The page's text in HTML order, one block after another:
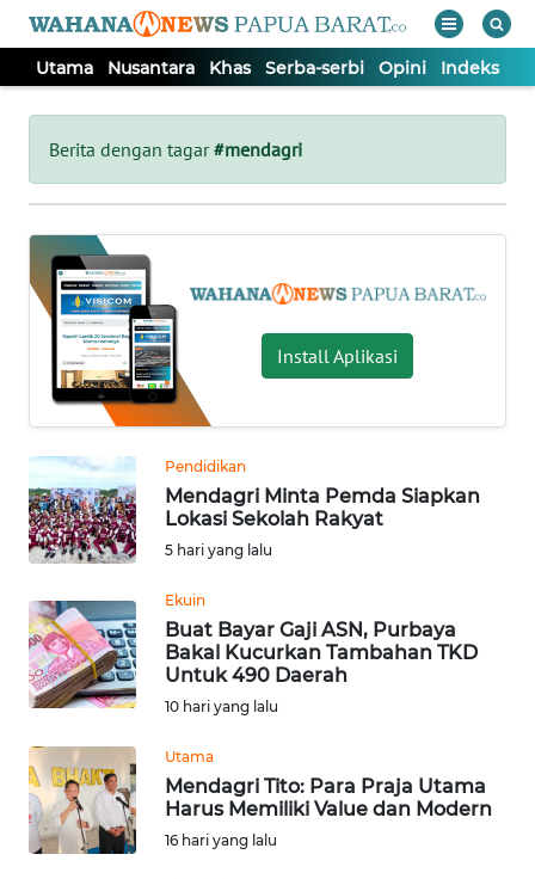
Utama Nusantara Khas Serba-serbi Opini Indeks
Berita dengan tagar#mendagri
Install Aplikasi
Pendidikan
Mendagri Minta Pemda Siapkan
Lokasi Sekolah Rakyat
5 hari yang lalu
Ekuin
Buat Bayar Gaji ASN, Purbaya
Bakal Kucurkan Tambahan TKD
Untuk 490 Daerah
10 hari yang lalu
Utama
Mendagri Tito: Para Praja Utama
Harus Memiliki Value dan Modern
16 hari yang lalu
Tutup
UTAMA
NUSANTARA
KHAS
SERBA-
SERBI
OPINI
Informasi
INDEKS
BERITA
KONTAK
INFO
IKLAN